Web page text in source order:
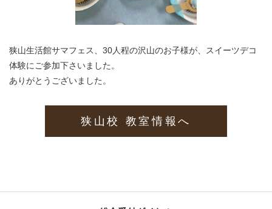
狭山生活館サマフェス、30人程の沢山のお子様が、スイーツデコ
体験にご参加下さいました。
ありがとうございました。
狭山校 教室情報へ